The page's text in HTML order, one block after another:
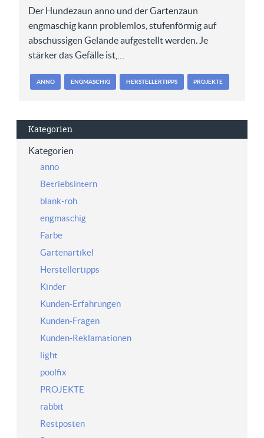
Der Hundezaun anno und der Gartenzaun
engmaschig kann problemlos, stufenförmig auf
abschüssigen Gelände aufgestellt werden. Je
stärker das Gefälle ist,…
ANNO ENGMASCHIG HERSTELLERTIPPS PROJEKTE
Kategorien
Kategorien
anno
Betriebsintern
blank-roh
engmaschig
Farbe
Gartenartikel
Herstellertipps
Kinder
Kunden-Erfahrungen
Kunden-Fragen
Kunden-Reklamationen
light
poolfix
PROJEKTE
rabbit
Restposten